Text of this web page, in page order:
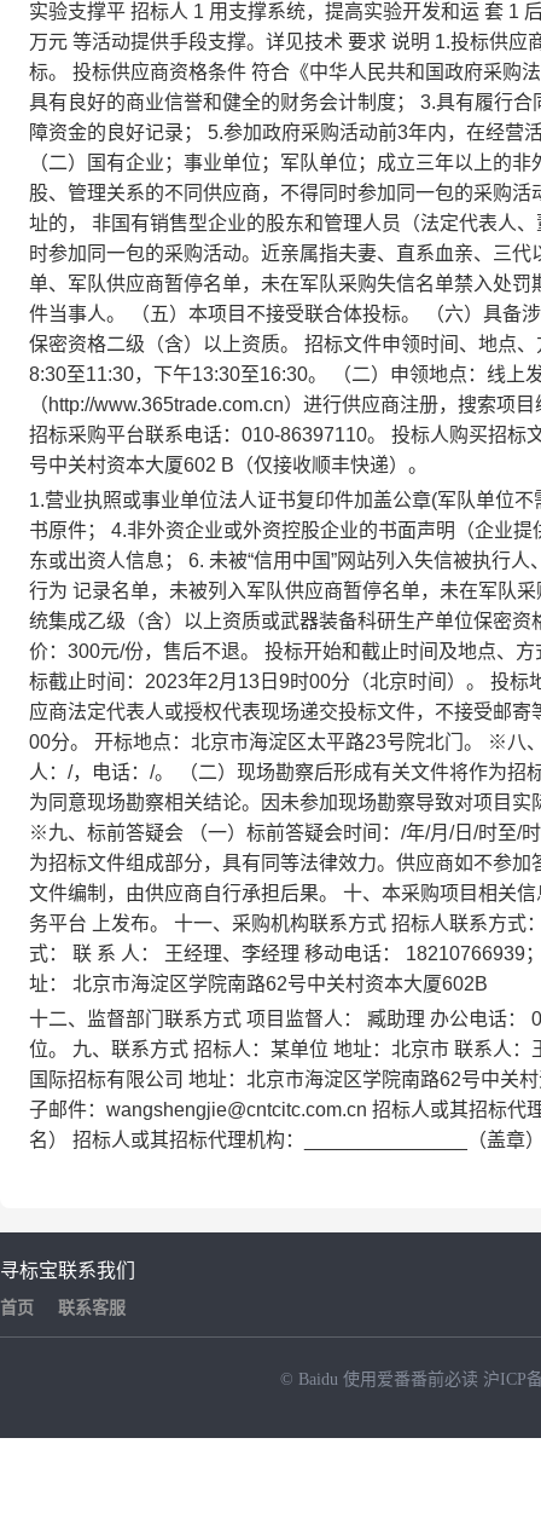
实验支撑平 招标人 1 用支撑系统，提高实验开发和运 套 1
万元 等活动提供手段支撑。详见技术 要求 说明 1.投标供
标。 投标供应商资格条件 符合《中华人民共和国政府采购
具有良好的商业信誉和健全的财务会计制度； 3.具有履行
障资金的良好记录； 5.参加政府采购活动前3年内，在经营
（二）国有企业；事业单位；军队单位；成立三年以上的
股、管理关系的不同供应商，不得同时参加同一包的采购
址的， 非国有销售型企业的股东和管理人员（法定代表人
时参加同一包的采购活动。近亲属指夫妻、直系血亲、三
单、军队供应商暂停名单，未在军队采购失信名单禁入处
件当事人。 （五）本项目不接受联合体投标。 （六）具备
保密资格二级（含）以上资质。 招标文件申领时间、地点
8:30至11:30，下午13:30至16:30。 （二）申领地点：线上
（http://www.365trade.com.cn）进行供应商注册，搜索项
招标采购平台联系电话：010-86397110。 投标人购买招
号中关村资本大厦602 B（仅接收顺丰快递）。
1.营业执照或事业单位法人证书复印件加盖公章(军队单位
书原件； 4.非外资企业或外资控股企业的书面声明（企业
东或出资人信息； 6. 未被“信用中国”网站列入失信被执行
行为 记录名单，未被列入军队供应商暂停名单，未在军队
统集成乙级（含）以上资质或武器装备科研生产单位保密
价：300元/份，售后不退。 投标开始和截止时间及地点、
标截止时间：2023年2月13日9时00分（北京时间）。 投
应商法定代表人或授权代表现场递交投标文件，不接受邮
00分。 开标地点：北京市海淀区太平路23号院北门。 ※八
人：/，电话：/。 （二）现场勘察后形成有关文件将作为
为同意现场勘察相关结论。因未参加现场勘察导致对项目
※九、标前答疑会 （一）标前答疑会时间：/年/月/日/时至/
为招标文件组成部分，具有同等法律效力。供应商如不参
文件编制，由供应商自行承担后果。 十、本采购项目相关
务平台 上发布。 十一、采购机构联系方式 招标人联系方
式： 联 系 人： 王经理、李经理 移动电话：
址： 北京市海淀区学院南路62号中关村资本大厦602B
十二、监督部门联系方式 项目监督人： 臧助理 办公电话
位。 九、联系方式 招标人：某单位 地址：北京市 联系人
国际招标有限公司 地址：北京市海淀区学院南路62号中关
子邮件：wangshengjie@cntcitc.com.cn 招标人或其招标
名） 招标人或其招标代理机构：_______________（盖章
寻标宝
首页
联系我们
联系客服
© Baidu 使用爱番番前必读 沪ICP